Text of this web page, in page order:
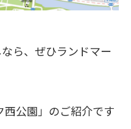
ら、ぜひランドマー
公園」のご紹介です